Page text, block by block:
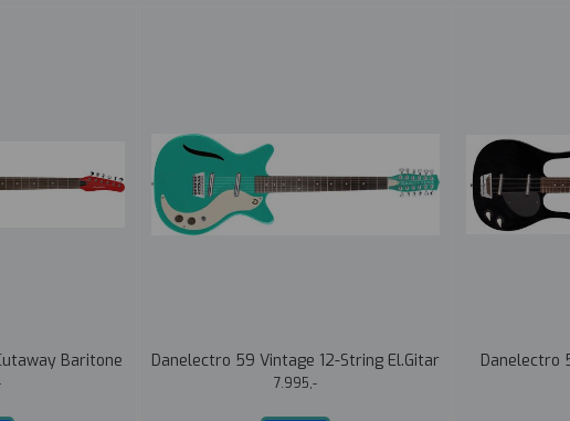
Baritone
Danelectro 59 Vintage 12-String El.Gitar
Dark Aqua
7.995,-
Danelectro